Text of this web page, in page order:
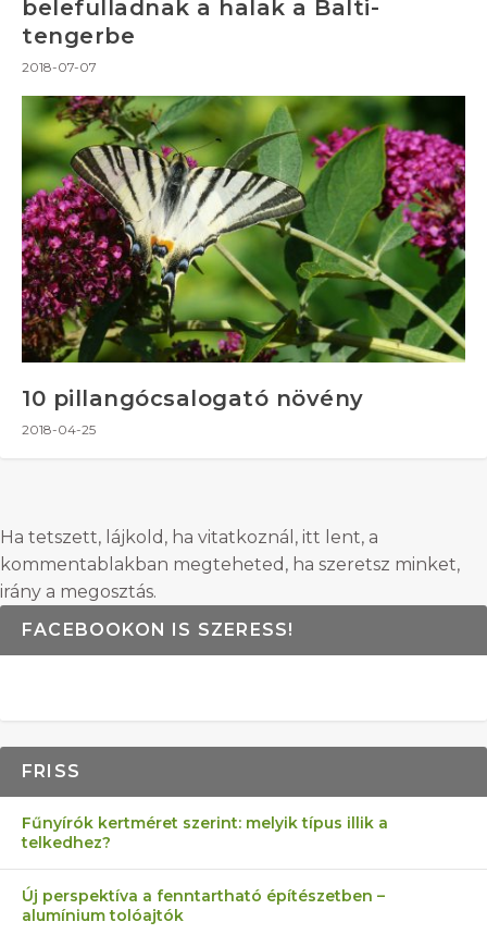
belefulladnak a halak a Balti-
tengerbe
2018-07-07
10 pillangócsalogató növény
2018-04-25
Ha tetszett, lájkold, ha vitatkoznál, itt lent, a
kommentablakban megteheted, ha szeretsz minket,
irány a megosztás.
FACEBOOKON IS SZERESS!
FRISS
Fűnyírók kertméret szerint: melyik típus illik a
telkedhez?
Új perspektíva a fenntartható építészetben –
alumínium tolóajtók